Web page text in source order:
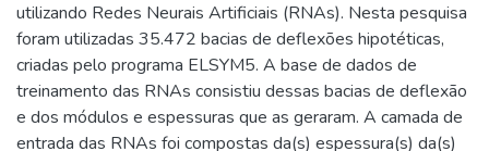
utilizando Redes Neurais Artificiais (RNAs). Nesta pesquisa
foram utilizadas 35.472 bacias de deflexões hipotéticas,
criadas pelo programa ELSYM5. A base de dados de
treinamento das RNAs consistiu dessas bacias de deflexão
e dos módulos e espessuras que as geraram. A camada de
entrada das RNAs foi compostas da(s) espessura(s) da(s)